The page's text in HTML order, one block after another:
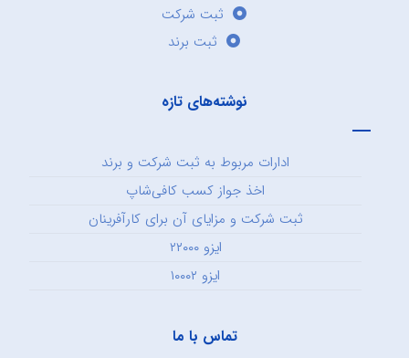
ثبت شرکت
ثبت برند
نوشته‌های تازه
ادارات مربوط به ثبت شرکت و برند
اخذ جواز کسب کافی‌شاپ
ثبت شرکت و مزایای آن برای کارآفرینان
ایزو ۲۲۰۰۰
ایزو ۱۰۰۰۲
تماس با ما